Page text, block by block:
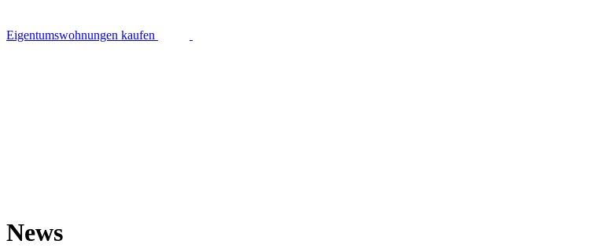
Eigentumswohnungen kaufen
News